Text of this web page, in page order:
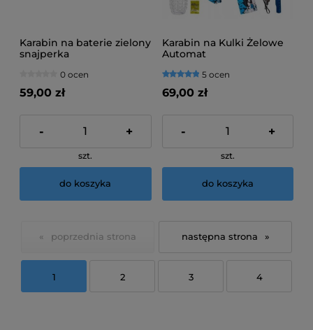
Karabin na baterie zielony
snajperka
0 ocen
59,00 zł
- +
szt.
do koszyka
Karabin na Kulki Żelowe
Automat
5 ocen
69,00 zł
- +
szt.
do koszyka
«
1 2 3 4
»